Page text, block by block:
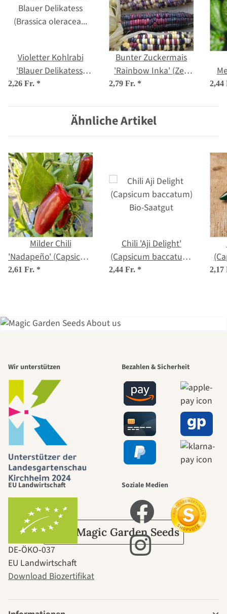
Violetter Kohlrabi
'Blauer Delikatess'
(Brassica oleracea var.
Samen
2,26 Fr. *
Bunter Zuckermais
'Rainbow Inka' (Zea
mays) Bio Saatgut
2,79 Fr. *
Ähnliche Artikel
Milder Chili
'Nadapeño' (Capsicum
annuum) Bio Saatgut
2,61 Fr. *
Chili 'Aji Delight'
(Capsicum baccatum)
Bio-Saatgut
2,44 Fr. *
schönsten
Wege zu uns
selbst führt
durch den
Garten
Über Magic Garden Seeds
Wir unterstützen Bezahlen & Sicherheit
EU Landwirtschaft
DE‑ÖKO‑037
EU Landwirtschaft
Download Biozertifikat
Soziale Medien